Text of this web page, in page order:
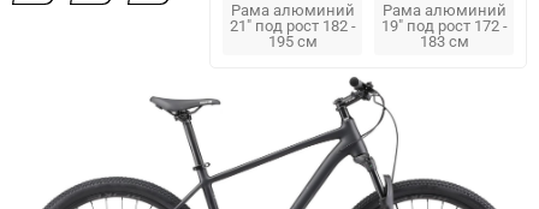
Рама алюминий
19" под рост 172 -
183 см
Рама алюминий
21" под рост 182 -
195 см